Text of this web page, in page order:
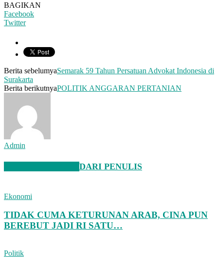
BAGIKAN
Facebook
Twitter
Berita sebelumyaSemarak 59 Tahun Persatuan Advokat Indonesia di
Surakarta
Berita berikutnyaPOLITIK ANGGARAN PERTANIAN
Admin
DARI PENULIS
Ekonomi
TIDAK CUMA KETURUNAN ARAB, CINA PUN
BEREBUT JADI RI SATU…
Politik